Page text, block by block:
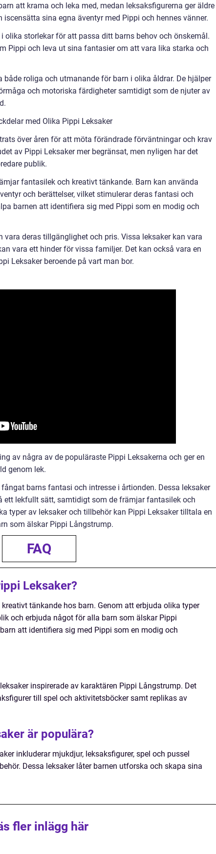
att krama och leka med, medan leksaksfigurerna ger äldre
sina egna äventyr med Pippi och hennes vänner.
olika storlekar för att passa ditt barns behov och önskemål.
Pippi och leva ut sina fantasier om att vara lika starka och
roliga och utmanande för barn i olika åldrar. De hjälper
och motoriska färdigheter samtidigt som de njuter av
med Olika Pippi Leksaker
över åren för att möta förändrade förväntningar och krav
av Pippi Leksaker mer begränsat, men nyligen har det
publik.
fantasilek och kreativt tänkande. Barn kan använda
och berättelser, vilket stimulerar deras fantasi och
barnen att identifiera sig med Pippi som en modig och
vara deras tillgänglighet och pris. Vissa leksaker kan vara
vara ett hinder för vissa familjer. Det kan också vara en
Leksaker beroende på vart man bor.
av några av de populäraste Pippi Leksakerna och ger en
genom lek.
barns fantasi och intresse i årtionden. Dessa leksaker
ett lekfullt sätt, samtidigt som de främjar fantasilek och
typer av leksaker och tillbehör kan Pippi Leksaker tilltala en
som älskar Pippi Långstrump.
FAQ
Leksaker?
tänkande hos barn. Genom att erbjuda olika typer
och erbjuda något för alla barn som älskar Pippi
att identifiera sig med Pippi som en modig och
inspirerade av karaktären Pippi Långstrump. Det
till spel och aktivitetsböcker samt replikas av
är populära?
inkluderar mjukdjur, leksaksfigurer, spel och pussel
Dessa leksaker låter barnen utforska och skapa sina
fler inlägg här